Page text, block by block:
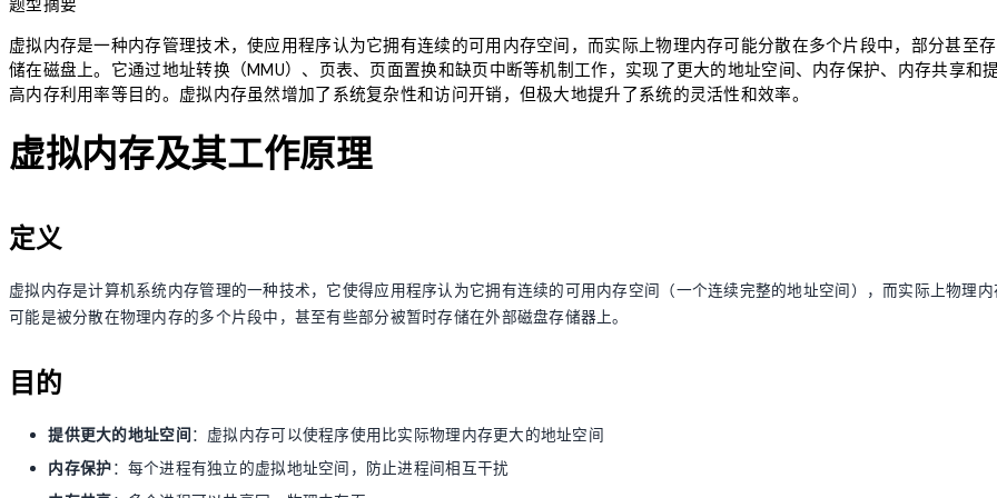
虚拟内存是一种内存管理技术，使应用程序认为它拥有连续的可用内存空间，而实际上物理内存可能分散在多个片段中，部分甚至存
储在磁盘上。它通过地址转换（MMU）、页表、页面置换和缺页中断等机制工作，实现了更大的地址空间、内存保护、内存共享和
高内存利用率等目的。虚拟内存虽然增加了系统复杂性和访问开销，但极大地提升了系统的灵活性和效率。
虚拟内存及其工作原理
定义
虚拟内存是计算机系统内存管理的一种技术，它使得应用程序认为它拥有连续的可用内存空间（一个连续完整的地址空间），而实际上物理内
可能是被分散在物理内存的多个片段中，甚至有些部分被暂时存储在外部磁盘存储器上。
目的
提供更大的地址空间：虚拟内存可以使程序使用比实际物理内存更大的地址空间
内存保护：每个进程有独立的虚拟地址空间，防止进程间相互干扰